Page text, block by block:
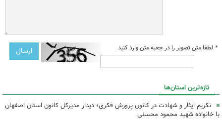
* لطفا متن تصویر را در جعبه متن وارد کنید
تازه‌ترین استان‌ها
تکریم ایثار و شهادت در کانون پرورش فکری؛ دیدار مدیرکل کانون استان اصفهان
با خانواده شهید محمود محسنی